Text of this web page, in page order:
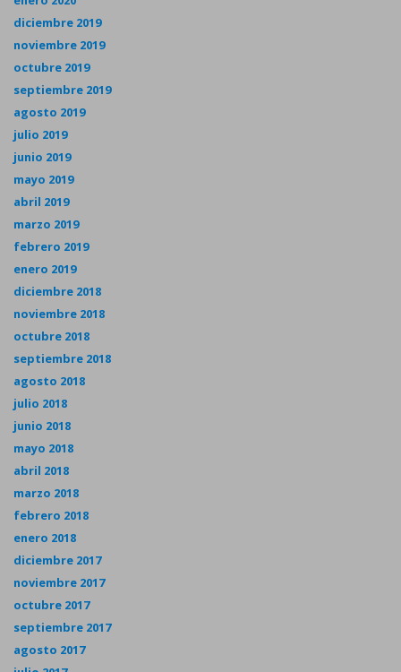
diciembre 2019
noviembre 2019
octubre 2019
septiembre 2019
agosto 2019
julio 2019
junio 2019
mayo 2019
abril 2019
marzo 2019
febrero 2019
enero 2019
diciembre 2018
noviembre 2018
octubre 2018
septiembre 2018
agosto 2018
julio 2018
junio 2018
mayo 2018
abril 2018
marzo 2018
febrero 2018
enero 2018
diciembre 2017
noviembre 2017
octubre 2017
septiembre 2017
agosto 2017